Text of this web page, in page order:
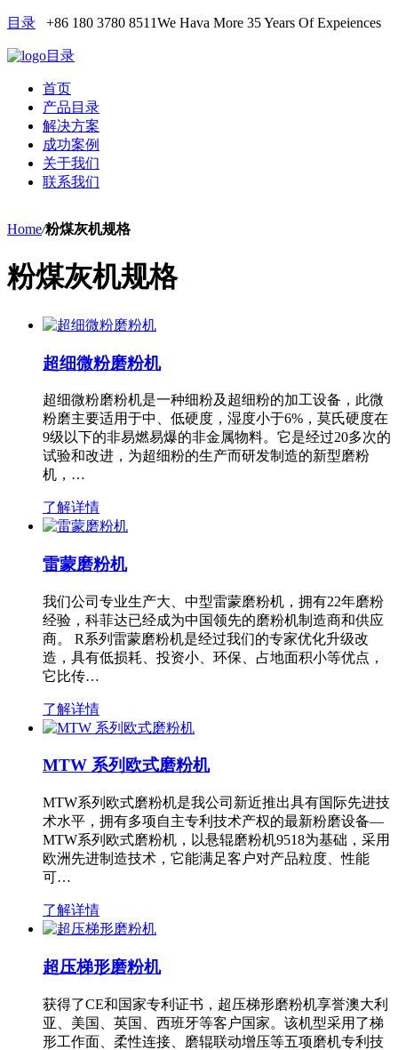
目录 +86 180 3780 8511We Hava More 35 Years Of Expeiences
目录
首页
产品目录
解决方案
成功案例
关于我们
联系我们
Home/粉煤灰机规格
粉煤灰机规格
超细微粉磨粉机
超细微粉磨粉机是一种细粉及超细粉的加工设备，此微
粉磨主要适用于中、低硬度，湿度小于6%，莫氏硬度在
9级以下的非易燃易爆的非金属物料。它是经过20多次的
试验和改进，为超细粉的生产而研发制造的新型磨粉
机，…
了解详情
雷蒙磨粉机
我们公司专业生产大、中型雷蒙磨粉机，拥有22年磨粉
经验，科菲达已经成为中国领先的磨粉机制造商和供应
商。 R系列雷蒙磨粉机是经过我们的专家优化升级改
造，具有低损耗、投资小、环保、占地面积小等优点，
它比传…
了解详情
MTW 系列欧式磨粉机
MTW系列欧式磨粉机是我公司新近推出具有国际先进技
术水平，拥有多项自主专利技术产权的最新粉磨设备—
MTW系列欧式磨粉机，以悬辊磨粉机9518为基础，采用
欧洲先进制造技术，它能满足客户对产品粒度、性能
可…
了解详情
超压梯形磨粉机
获得了CE和国家专利证书，超压梯形磨粉机享誉澳大利
亚、美国、英国、西班牙等客户国家。该机型采用了梯
形工作面、柔性连接、磨辊联动增压等五项磨机专利技